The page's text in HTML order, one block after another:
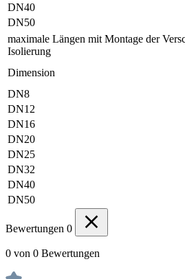
DN40
DN50
maximale Längen mit Montage der
Isolierung
Dimension
DN8
DN12
DN16
DN20
DN25
DN32
DN40
DN50
Bewertungen 0
0 von 0 Bewertungen